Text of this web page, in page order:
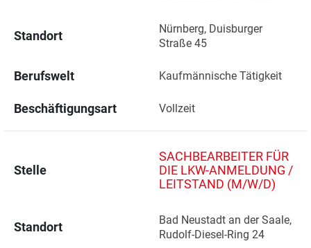
Standort
Nürnberg, Duisburger
Straße 45
Berufswelt Kaufmännische Tätigkeit
Beschäftigungsart Vollzeit
Stelle
SACHBEARBEITER FÜR
DIE LKW-ANMELDUNG /
LEITSTAND (M/W/D)
Standort
Bad Neustadt an der Saale,
Rudolf-Diesel-Ring 24